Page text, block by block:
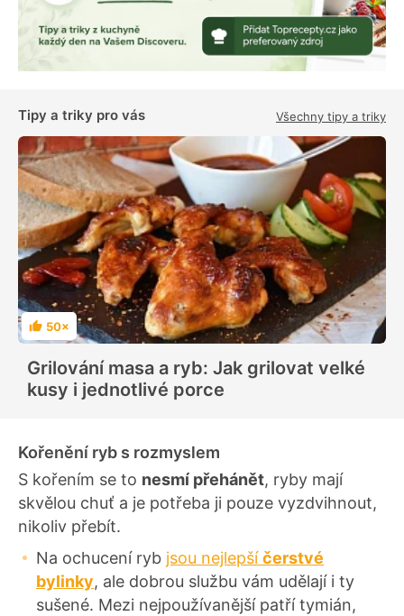
Tipy a triky pro vás Všechny tipy a triky
H
o
n
o
c
50×
Grilování masa a ryb: Jak grilovat velké
kusy i jednotlivé porce
Kořenění ryb s rozmyslem
S kořením se to nesmí přehánět, ryby mají
skvělou chuť a je potřeba ji pouze vyzdvihnout,
nikoliv přebít.
Na ochucení ryb jsou nejlepšíčerstvé
bylinky, ale dobrou službu vám udělají i ty
sušené. Mezi nejpoužívanější patří tymián,